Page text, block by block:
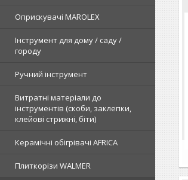
Оприскувачі MAROLEX
Інструмент для дому / саду /
городу
Ручний інструмент
Витратні матеріали до
інструментів (скоби, заклепки,
клейові стрижні, біти)
Керамічні обігрівачі AFRICA
Плиткорізи WALMER